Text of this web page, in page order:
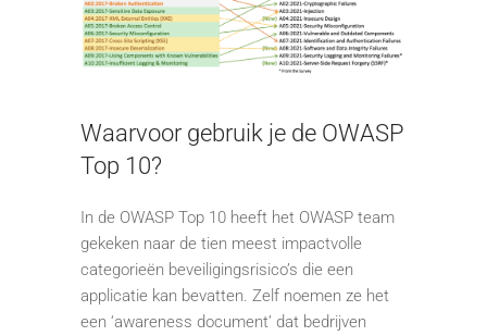
Waarvoor gebruik je de OWASP
Top 10?
In de OWASP Top 10 heeft het OWASP team
gekeken naar de tien meest impactvolle
categorieën beveiligingsrisico’s die een
applicatie kan bevatten. Zelf noemen ze het
een ‘awareness document’ dat bedrijven